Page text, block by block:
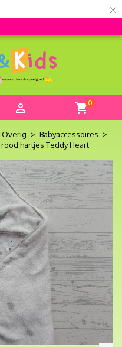
×
 shopping_cart0
Overig
Babyaccessoires
hartjes Teddy Heart